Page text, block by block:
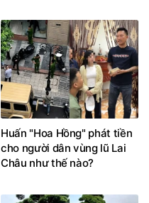
Huấn "Hoa Hồng" phát tiền
cho người dân vùng lũ Lai
Châu như thế nào?